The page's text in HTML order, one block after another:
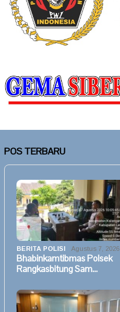
POS TERBARU
BERITA POLISI Agustus 7, 2026
Bhabinkamtibmas Polsek
Rangkasbitung Sam…